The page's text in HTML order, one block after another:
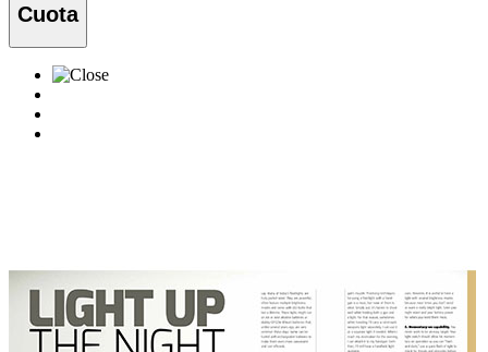
Cuota